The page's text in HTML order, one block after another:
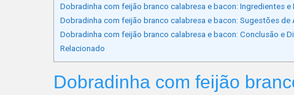
Dobradinha com feijão branco calabresa e bacon: Ingredientes e
Dobradinha com feijão branco calabresa e bacon: Sugestões
Dobradinha com feijão branco calabresa e bacon: Conclusão e
Relacionado
Dobradinha com feijão